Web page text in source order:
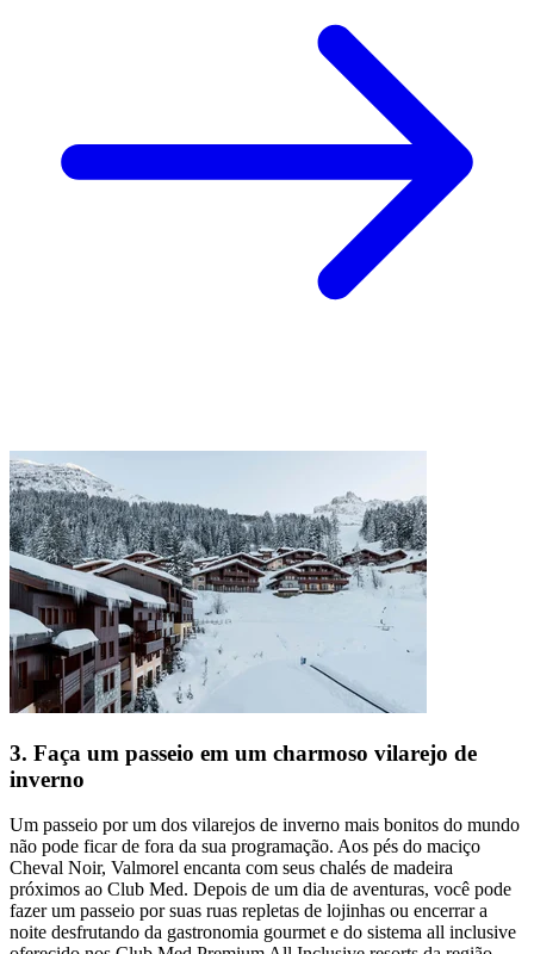
3. Faça um passeio em um charmoso vilarejo de
inverno
Um passeio por um dos vilarejos de inverno mais bonitos do mundo
não pode ficar de fora da sua programação. Aos pés do maciço
Cheval Noir, Valmorel encanta com seus chalés de madeira
próximos ao Club Med. Depois de um dia de aventuras, você pode
fazer um passeio por suas ruas repletas de lojinhas ou encerrar a
noite desfrutando da gastronomia gourmet e do sistema all inclusive